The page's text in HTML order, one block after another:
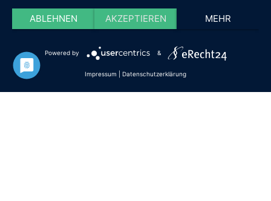
Haftung
Datenschutz Satzung Impressum
ABLEHNEN AKZEPTIEREN MEHR
Powered by &
Impressum Datenschutzerklärung